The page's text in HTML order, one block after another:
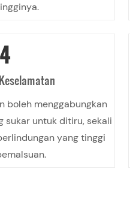
boleh menggabungkan
sukar untuk ditiru, sekali
yang tinggi